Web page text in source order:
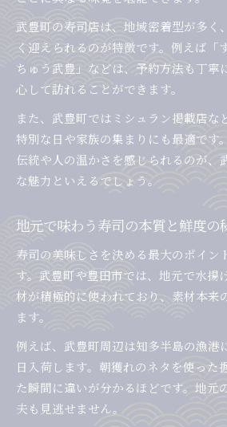
武豊町の寿司店は、地域密着型が多く
く迎えられるのが特徴です。例えば「
ちゅう武豊」などは、予約方法も丁寧
心して訪れることができます。
また、武豊町ではミシュラン掲載店な
特別な日や家族の集まりにも最適です
伝統や人の温かさを感じられるのが、
な魅力といえるでしょう。
地元で味わう寿司の本質と鮮度の
寿司の美味しさを決める最大のポイン
す。武豊町や豊田市では、地元で水揚
材が積極的に使われており、素材本来
ます。
例えば、武豊町周辺は知多半島の漁港
日入荷します。朝獲れのネタを使った
た瞬間に違いが分かるほどです。地元
夫も見逃せません。